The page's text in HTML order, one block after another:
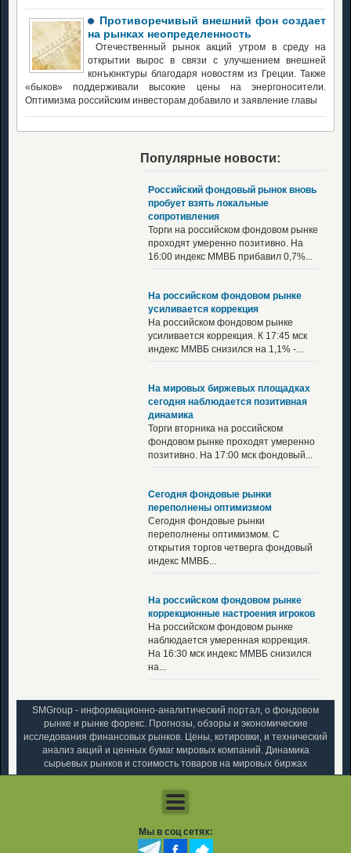
Противоречивый внешний фон создает
на рынках неопределенность
Отечественный рынок акций утром в среду на
открытии вырос в связи с улучшением внешней
конъюнктуры благодаря новостям из Греции. Также
«быков» поддерживали высокие цены на энергоносители.
Оптимизма российским инвесторам добавило и заявление главы
Популярные новости:
Российский фондовый рынок вновь
пробует взять локальные
сопротивления
Торги на российском фондовом рынке
проходят умеренно позитивно. На
16:00 индекс ММВБ прибавил 0,7%...
На российском фондовом рынке
усиливается коррекция
На российском фондовом рынке
усиливается коррекция. К 17:45 мск
индекс ММВБ снизился на 1,1% -...
На мировых биржевых площадках
сегодня наблюдается позитивная
динамика
Торги вторника на российском
фондовом рынке проходят умеренно
позитивно. На 17:00 мск фондовый...
Сегодня фондовые рынки
переполнены оптимизмом
Сегодня фондовые рынки
переполнены оптимизмом. С
открытия торгов четверга фондовый
индекс ММВБ...
На российском фондовом рынке
коррекционные настроения игроков
На российском фондовом рынке
наблюдается умеренная коррекция.
На 16:30 мск индекс ММВБ снизился
на...
SMGroup - информационно-аналитический портал, о фондовом
рынке и рынке форекс. Прогнозы, обзоры и экономические
исследования финансовых рынков. Цены, котировки, и технический
анализ акций и ценных бумаг мировых компаний. Динамика
сырьевых рынков и стоимость товаров на мировых биржах
Мы в соц сетях: